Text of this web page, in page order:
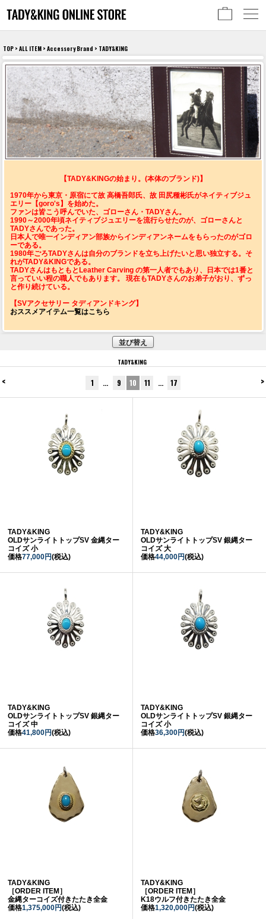
TOP > ALL ITEM > Accessory Brand > TADY&KING
【TADY&KINGの始まり。(本体のブランド)】
1970年から東京・原宿にて故 高橋吾郎氏、故 田尻種彬氏がネイティブジュ
エリー【goro's】を始めた。
ファンは皆こう呼んでいた、ゴローさん・TADYさん。
1990～2000年頃ネイティブジュエリーを流行らせたのが、ゴローさんと
TADYさんであった。
日本人で唯一インディアン部族からインディアンネームをもらったのがゴロ
ーである。
1980年ごろTADYさんは自分のブランドを立ち上げたいと思い独立する。そ
れがTADY&KINGである。
TADYさんはもともとLeather Carving の第一人者でもあり、日本では1番と
言っていい程の職人でもあります。 現在もTADYさんのお弟子がおり、ずっ
と作り続けている。
【SVアクセサリー タディアンドキング】
おススメアイテム一覧はこちら
並び替え
TADY&KING
< >
1 … 9 10 11 … 17
TADY&KING
OLDサンライトトップSV 金縄ター
コイズ 小
価格77,000円(税込)
TADY&KING
OLDサンライトトップSV 銀縄ター
コイズ 大
価格44,000円(税込)
TADY&KING
OLDサンライトトップSV 銀縄ター
コイズ 中
価格41,800円(税込)
TADY&KING
OLDサンライトトップSV 銀縄ター
コイズ 小
価格36,300円(税込)
TADY&KING
［ORDER ITEM］
金縄ターコイズ付きたたき全金
価格1,375,000円(税込)
TADY&KING
［ORDER ITEM］
K18ウルフ付きたたき全金
価格1,320,000円(税込)